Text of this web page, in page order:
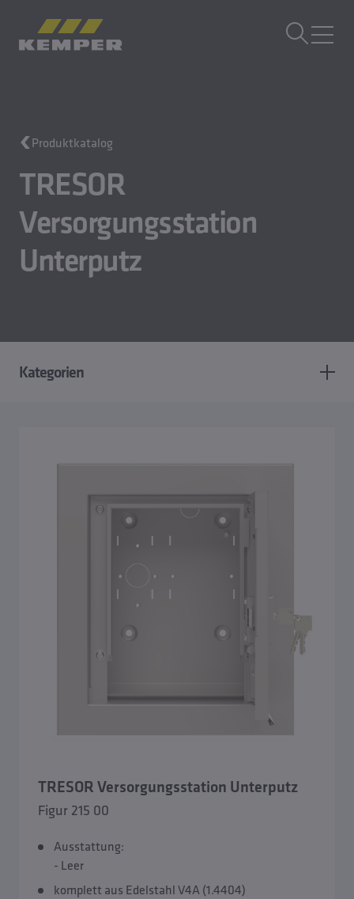
Gusstechnik
Walzprodukte
Unternehmen
Karriere
DE| AT Sprachwechsler
Produktkatalog
TRESOR
Versorgungsstation
Unterputz
Kategorien
TRESOR Versorgungsstation Unterputz
Figur 215 00
Ausstattung:
- Leer
komplett aus Edelstahl V4A (1.4404)